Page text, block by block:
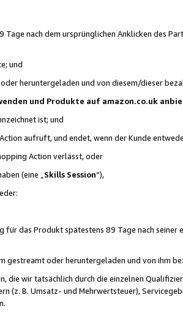
nach dem ursprünglichen Anklicken des
und
heruntergeladen und von diesem/dieser
und Produkte auf amazon.co.uk
ist; und
aufruft, und endet, wenn der Kunde
Action verlässt, oder
(eine „ Skills Session“),
das Produkt spätestens 89 Tage nach seiner
gestreamt oder heruntergeladen und von ihm
die wir tatsächlich durch die einzelnen
(z. B. Umsatz- und Mehrwertsteuer),